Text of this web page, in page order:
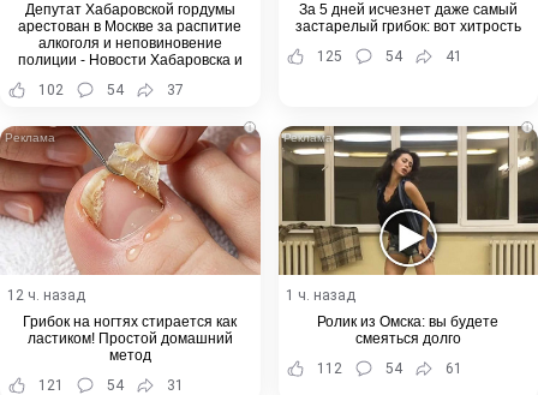
Депутат Хабаровской гордумы
арестован в Москве за распитие
алкоголя и неповиновение
полиции - Новости Хабаровска и
102 54 37
За 5 дней исчезнет даже самый
застарелый грибок: вот хитрость
125
54 41
i
12 ч. назад
Грибок на ногтях стирается как
ластиком! Простой домашний
метод
121
54 31
i
1 ч. назад
Ролик из Омска: вы будете
смеяться долго
112
54 61